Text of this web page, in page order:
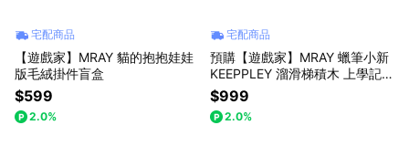
宅配商品
【遊戲家】MRAY 貓的抱抱娃娃
版毛絨掛件盲盒
$599
2.0%
宅配商品
預購【遊戲家】MRAY 蠟筆小新
KEEPPLEY 溜滑梯積木 上學記 -
1 入
$999
2.0%